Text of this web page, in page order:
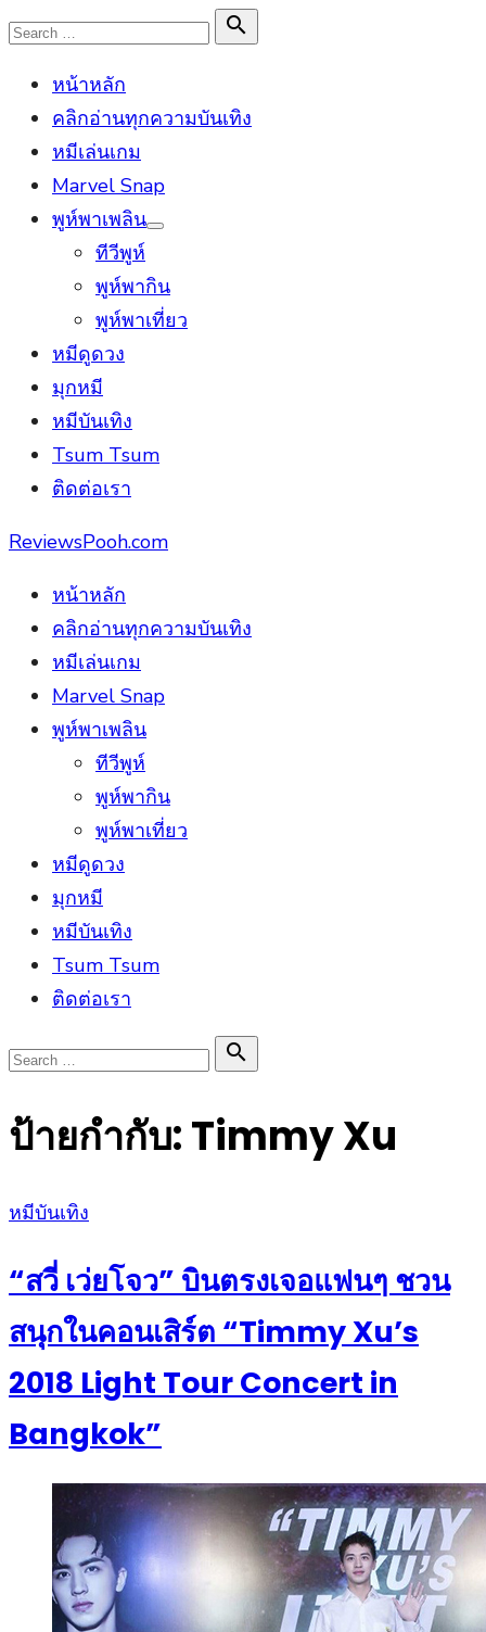
Skip
content
Search

Search
หน้าหลัก
คลิกอ่านทุกความบันเทิง
หมีเล่นเกม
Marvel Snap
พูห์พาเพลิน
Show
ทีวีพูห์
พูห์พากิน
พูห์พาเที่ยว
หมีดูดวง
มุกหมี
หมีบันเทิง
Tsum Tsum
ติดต่อเรา
ReviewsPooh.com
หน้าหลัก
คลิกอ่านทุกความบันเทิง
หมีเล่นเกม
Marvel Snap
พูห์พาเพลิน
ทีวีพูห์
พูห์พากิน
พูห์พาเที่ยว
หมีดูดวง
มุกหมี
หมีบันเทิง
Tsum Tsum
ติดต่อเรา
Search

Search
ป้ายกำกับ:Timmy Xu
Posted
หมีบันเทิง
“สวี่ เว่ยโจว” บินตรงเจอแฟนๆ ชวน
สนุกในคอนเสิร์ต “Timmy Xu’s
2018 Light Tour Concert in
Bangkok”